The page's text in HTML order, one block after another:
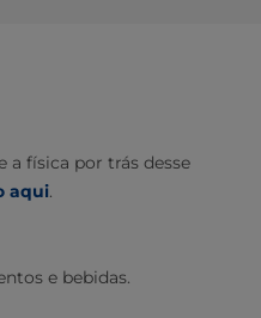
a física por trás desse
aqui.
e bebidas.